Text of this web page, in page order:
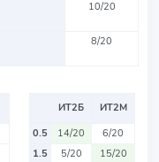
10/20
8/20
ИТ2Б
ИТ2М
0.5
14/20
6/20
1.5
5/20
15/20